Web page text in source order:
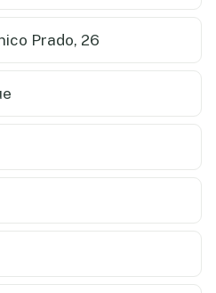
Prado, 26